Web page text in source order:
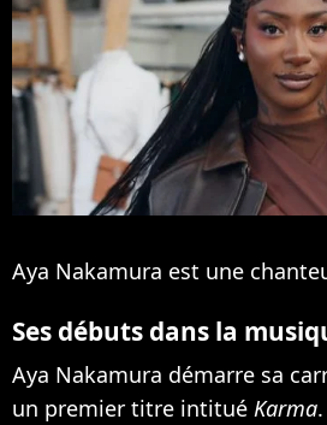
Aya Nakamura est une
Ses débuts dans la
Aya Nakamura démarre sa
un premier titre intitué Karma